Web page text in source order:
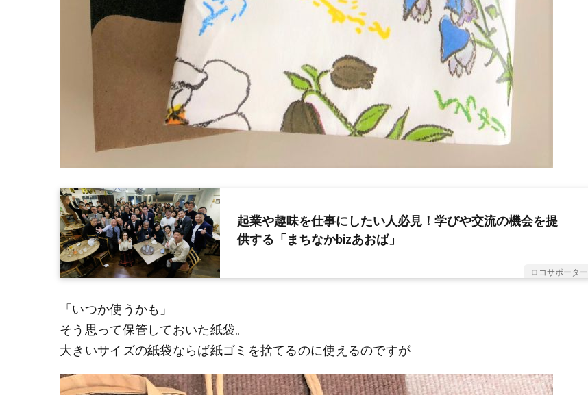
起業や趣味を仕事にしたい人必見！学びや交流の機会を提
供する「まちなかbizあおば」
ロコサポーター
「いつか使うかも」
そう思って保管しておいた紙袋。
大きいサイズの紙袋ならば紙ゴミを捨てるのに使えるのですが